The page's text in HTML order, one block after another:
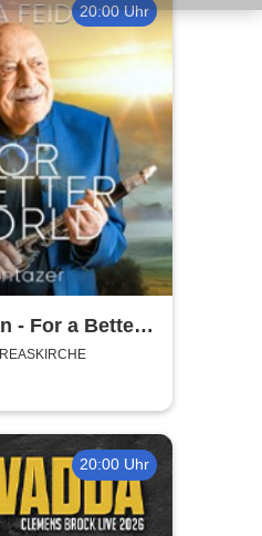
20:00 Uhr
- For a Better
20:00 Uhr